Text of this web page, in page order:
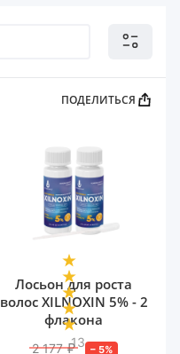
ПОДЕЛИТЬСЯ
13
Лосьон для роста
волос XILNOXIN 5% - 2
флакона
2 177 ₽ – 5%